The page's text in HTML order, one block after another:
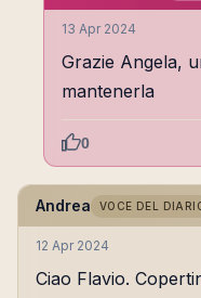
13 Apr 2024
Grazie Angela,
mantenerla
0
Andrea VOCE DEL
12 Apr 2024
Ciao Flavio.